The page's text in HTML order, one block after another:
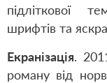
підліткової
шрифтів та
Екранізація.
роману від